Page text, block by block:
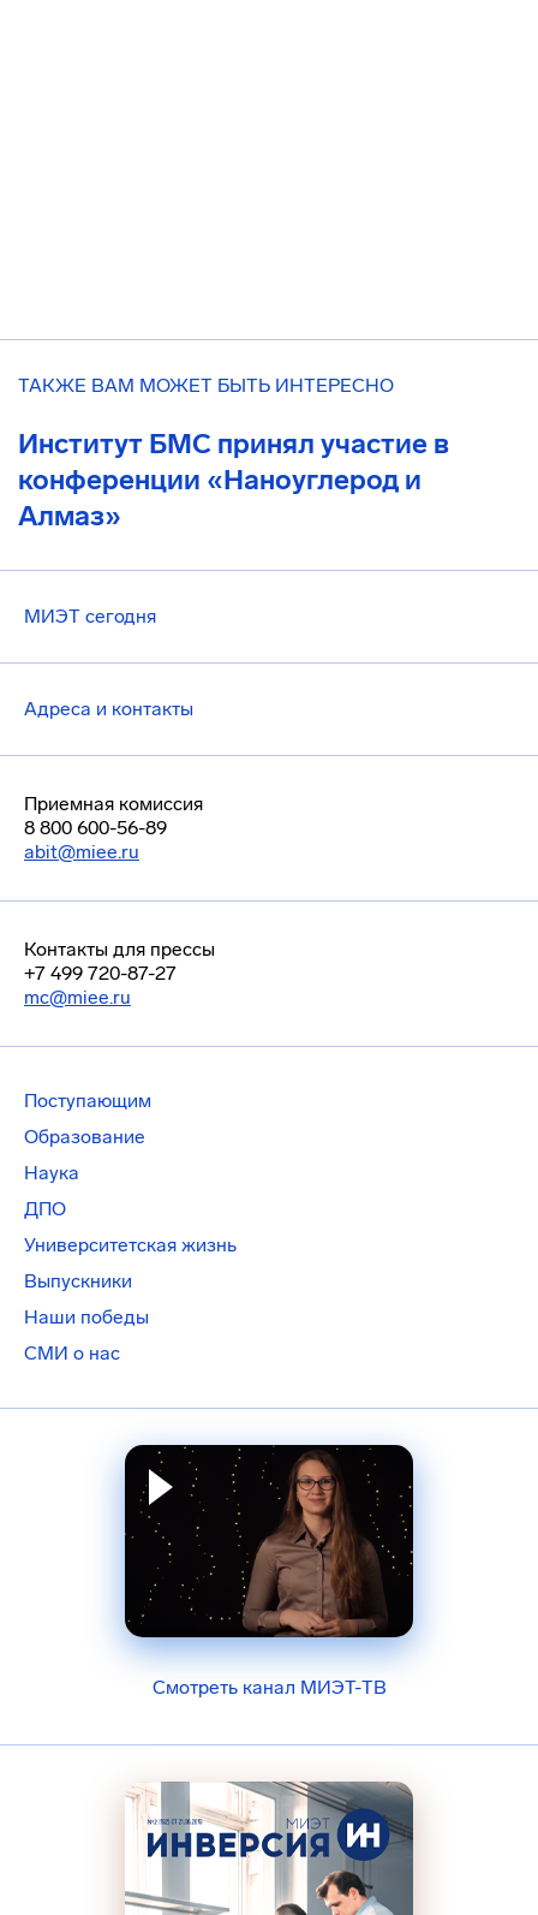
ТАКЖЕ ВАМ МОЖЕТ БЫТЬ ИНТЕРЕСНО
Институт БМС принял участие в
конференции «Наноуглерод и
Алмаз»
МИЭТ сегодня
Адреса и контакты
Приемная комиссия
8 800 600-56-89
abit@miee.ru
Контакты для прессы
+7 499 720-87-27
mc@miee.ru
Поступающим
Образование
Наука
ДПО
Университетская жизнь
Выпускники
Наши победы
СМИ о нас
Смотреть канал МИЭТ-ТВ